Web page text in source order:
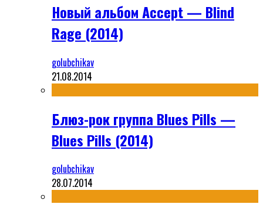
Новый альбом Accept — Blind
Rage (2014)
golubchikav
21.08.2014
Блюз-рок группа Blues Pills —
Blues Pills (2014)
golubchikav
28.07.2014